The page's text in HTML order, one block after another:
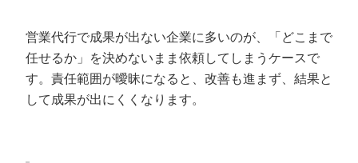
契約から成果が出るまでの流れ
STEP1：ヒアリング・戦略設計
STEP2：トークスクリプト・リスト作成
STEP3：稼働開始・テストマーケティング
営業代行で成果が出ない企業に多いのが、「どこまで
任せるか」を決めないまま依頼してしまうケースで
す。責任範囲が曖昧になると、改善も進まず、結果と
して成果が出にくくなります。